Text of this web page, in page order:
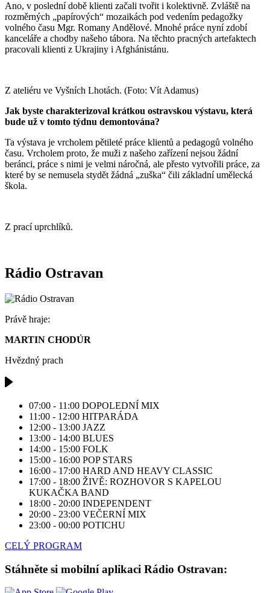
Ano, v poslední době klienti začali tvořit i kolektivně. Zvláště na
rozměrných „papírových“ mozaikách pod vedením pedagožky
volného času Mgr. Romany Andělové. Mnohé práce nyní zdobí
kanceláře a chodby našeho tábora. Na těchto pracných artefaktech
pracovali klienti z Ukrajiny i Afghánistánu.
Z ateliéru ve Vyšních Lhotách. (Foto: Vít Adamus)
Jak byste charakterizoval krátkou ostravskou výstavu, která
bude už v tomto týdnu demontována?
Ta výstava je vrcholem pětileté práce klientů a pedagogů volného
času. Vrcholem proto, že muži z našeho zařízení nejsou žádní
beránci, práce s nimi je velmi náročná, ale přesto vytvořili práce, za
které by se nemusela stydět žádná „zuška“ čili základní umělecká
škola.
Z prací uprchlíků.
Rádio Ostravan
Právě hraje:
MARTIN CHODÚR
Hvězdný prach
07:00 - 11:00 DOPOLEDNÍ MIX
11:00 - 12:00 HITPARÁDA
12:00 - 13:00 JAZZ
13:00 - 14:00 BLUES
14:00 - 15:00 FOLK
15:00 - 16:00 POP STARS
16:00 - 17:00 HARD AND HEAVY CLASSIC
17:00 - 18:00 ŽIVĚ: ROZHOVOR S KAPELOU
KUKAČKA BAND
18:00 - 20:00 INDEPENDENT
20:00 - 23:00 VEČERNÍ MIX
23:00 - 00:00 POTICHU
CELÝ PROGRAM
Stáhněte si mobilní aplikaci Rádio Ostravan: